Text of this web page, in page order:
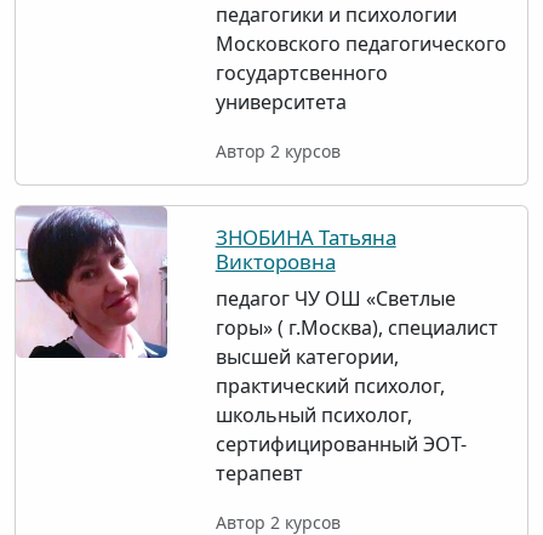
педагогики и психологии
Московского педагогического
государтсвенного
университета
Автор 2 курсов
ЗНОБИНА Татьяна
Викторовна
педагог ЧУ ОШ «Светлые
горы» ( г.Москва), специалист
высшей категории,
практический психолог,
школьный психолог,
сертифицированный ЭОТ-
терапевт
Автор 2 курсов